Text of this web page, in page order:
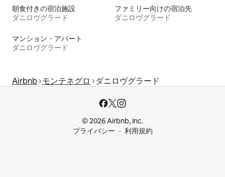
朝食付きの宿泊施設
ダニロヴグラード
ファミリー向けの宿泊先
ダニロヴグラード
マンション・アパート
ダニロヴグラード
Airbnb モンテネグロ ダニロヴグラード
© 2026 Airbnb, Inc.
プライバシー
利用規約